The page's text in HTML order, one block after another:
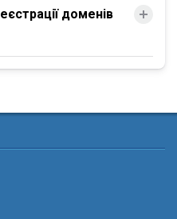
доменів